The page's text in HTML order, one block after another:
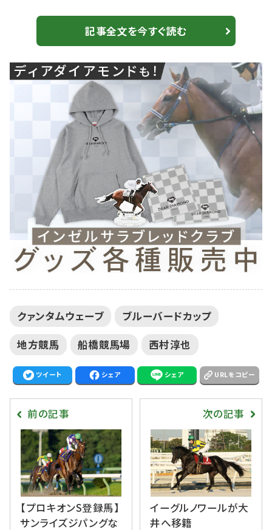
目の発走は22日（水）20時05分。 【新馬/中京6R】ナダル
産駒 クァンタムウェーブが断然の人気に応える JRAは3
頭 1-1 テディージュエリー 牡3・56.0・野畑凌 加藤誠一・
川崎 2-2 ウィルオレオール 牡3・57.0・石川倭 ...
記事全文を今すぐ読む
クァンタムウェーブ
ブルーバードカップ
地方競馬
船橋競馬場 西村淳也
ツイート シェア シェア URLをコピー
前の記事
【プロキオンS登録馬】
サンライズジパングな
次の記事
イーグルノワールが大
井へ移籍